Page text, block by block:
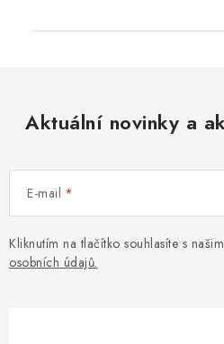
Aktuální novinky a
E-mail
Kliknutím na tlačítko souhlasíte s
osobních údajů.